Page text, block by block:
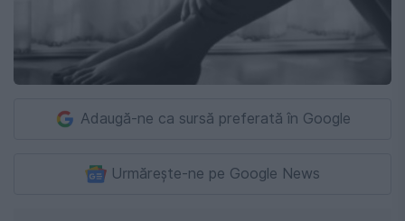
Adaugă-ne ca sursă preferată în Google
Urmărește-ne pe Google News